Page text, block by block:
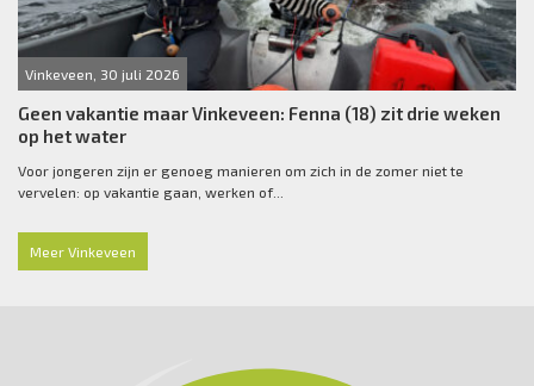
Vinkeveen, 30 juli 2026
Geen vakantie maar Vinkeveen: Fenna (18) zit drie weken
op het water
Voor jongeren zijn er genoeg manieren om zich in de zomer niet te
vervelen: op vakantie gaan, werken of...
Meer Vinkeveen